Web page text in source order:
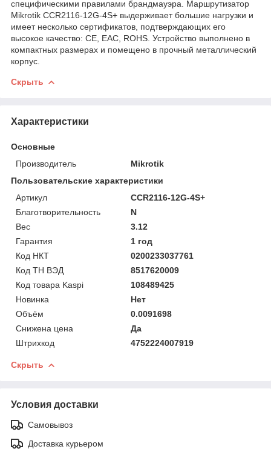
специфическими правилами брандмауэра. Маршрутизатор
Mikrotik CCR2116-12G-4S+ выдерживает большие нагрузки и
имеет несколько сертификатов, подтверждающих его
высокое качество: CE, EAC, ROHS. Устройство выполнено в
компактных размерах и помещено в прочный металлический
корпус.
Скрыть
Характеристики
Основные
Производитель
Mikrotik
Пользовательские характеристики
Артикул
CCR2116-12G-4S+
Благотворительность
N
Вес
3.12
Гарантия
1 год
Код НКТ
0200233037761
Код ТН ВЭД
8517620009
Код товара Kaspi
108489425
Новинка
Нет
Объём
0.0091698
Снижена цена
Да
Штрихкод
4752224007919
Скрыть
Условия доставки
Самовывоз
Доставка курьером